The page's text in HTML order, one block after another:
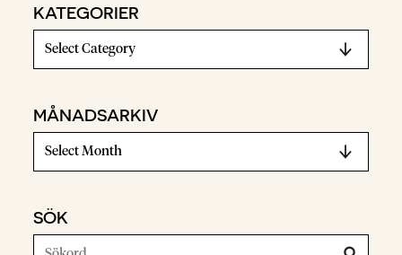
KATEGORIER
MÅNADSARKIV
SÖK